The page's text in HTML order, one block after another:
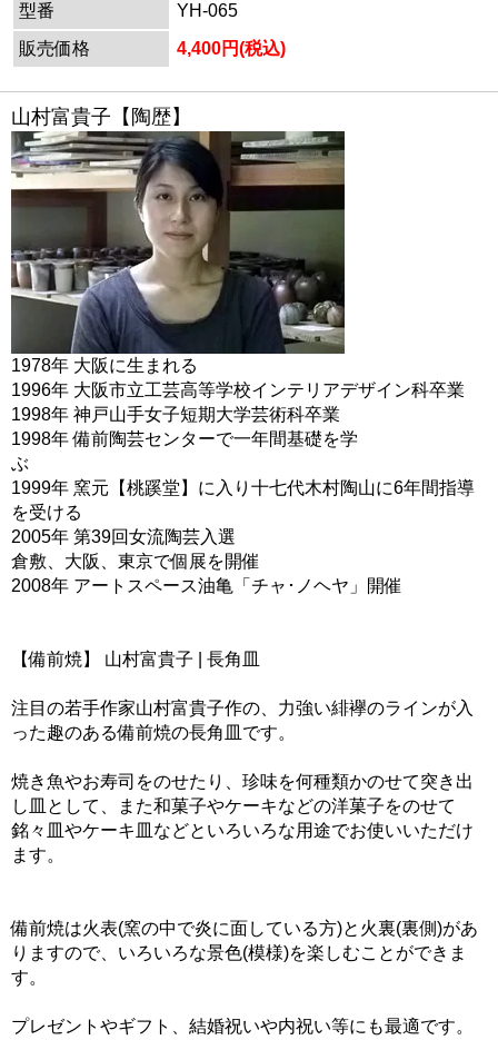
型番
YH-065
販売価格
4,400円(税込)
山村富貴子【陶歴】
1978年 大阪に生まれる
1996年 大阪市立工芸高等学校インテリアデザイン科卒業
1998年 神戸山手女子短期大学芸術科卒業
1998年 備前陶芸センターで一年間基礎を学
ぶ
1999年 窯元【桃蹊堂】に入り十七代木村陶山に6年間指導
を受ける
2005年 第39回女流陶芸入選
倉敷、大阪、東京で個展を開催
2008年 アートスペース油亀「チャ･ノヘヤ」開催
【備前焼】 山村富貴子 | 長角皿
注目の若手作家山村富貴子作の、力強い緋襷のラインが入
った趣のある備前焼の長角皿です。
焼き魚やお寿司をのせたり、珍味を何種類かのせて突き出
し皿として、また和菓子やケーキなどの洋菓子をのせて
銘々皿やケーキ皿などといろいろな用途でお使いいただけ
ます。
備前焼は火表(窯の中で炎に面している方)と火裏(裏側)があ
りますので、いろいろな景色(模様)を楽しむことができま
す。
プレゼントやギフト、結婚祝いや内祝い等にも最適です。